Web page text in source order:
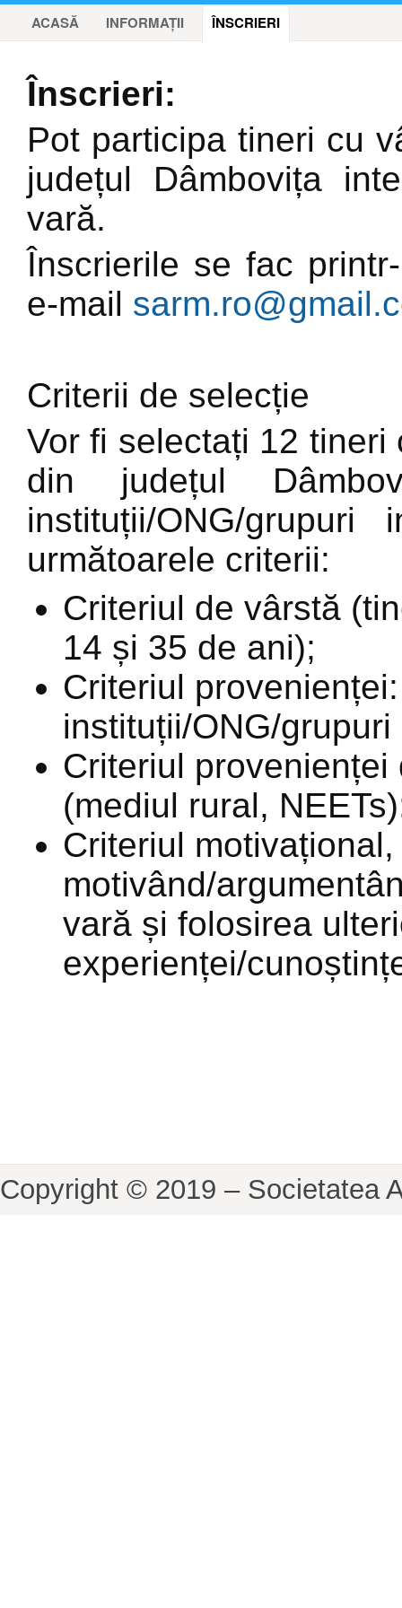
ACASĂ INFORMAȚII ÎNSCRIERI
Înscrieri:
Pot participa tineri cu
județul Dâmbovița
vară.
Înscrierile se fac
e-mail
Criterii de selecție
Vor fi selectați 12
din județul
instituții/ONG/
următoarele criterii:
Criteriul de vârstă
14 și 35 de ani);
Criteriul
instituții/ONG/
Criteriul
(mediul rural,
Criteriul
motivând/
vară și folosirea
experienței/
Copyright © 2019 – Societatea